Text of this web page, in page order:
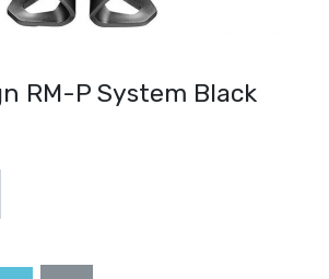
RM-P System Black